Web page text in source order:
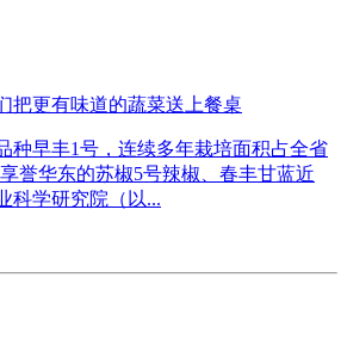
把更有味道的蔬菜送上餐桌
种早丰1号，连续多年栽培面积占全省
誉华东的苏椒5号辣椒、春丰甘蓝近
科学研究院（以...